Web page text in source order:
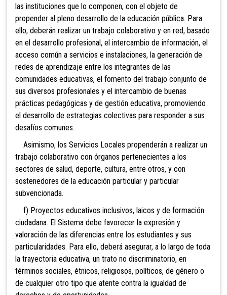
las instituciones que lo componen, con el objeto de
propender al pleno desarrollo de la educación pública. Para
ello, deberán realizar un trabajo colaborativo y en red, basado
en el desarrollo profesional, el intercambio de información, el
acceso común a servicios e instalaciones, la generación de
redes de aprendizaje entre los integrantes de las
comunidades educativas, el fomento del trabajo conjunto de
sus diversos profesionales y el intercambio de buenas
prácticas pedagógicas y de gestión educativa, promoviendo
el desarrollo de estrategias colectivas para responder a sus
desafíos comunes.
Asimismo, los Servicios Locales propenderán a realizar un
trabajo colaborativo con órganos pertenecientes a los
sectores de salud, deporte, cultura, entre otros, y con
sostenedores de la educación particular y particular
subvencionada.
f) Proyectos educativos inclusivos, laicos y de formación
ciudadana. El Sistema debe favorecer la expresión y
valoración de las diferencias entre los estudiantes y sus
particularidades. Para ello, deberá asegurar, a lo largo de toda
la trayectoria educativa, un trato no discriminatorio, en
términos sociales, étnicos, religiosos, políticos, de género o
de cualquier otro tipo que atente contra la igualdad de